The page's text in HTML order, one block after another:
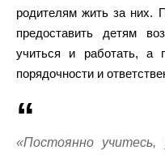
родителям жить за них.
предоставить детям
учиться и работать, а
порядочности и
«Постоянно учитесь,